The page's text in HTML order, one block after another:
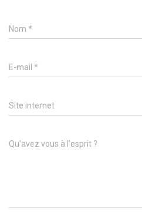
Nom *
E-mail *
Site internet
Qu’avez vous à l’esprit ?